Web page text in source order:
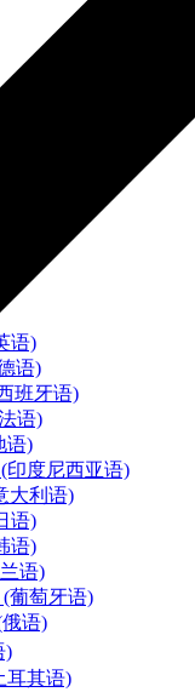
语)
语)
班牙语)
语)
语)
(印度尼西亚语)
大利语)
语)
语)
语)
(葡萄牙语)
俄语)
)
耳其语)